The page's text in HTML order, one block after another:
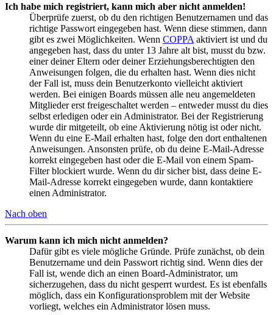
Ich habe mich registriert, kann mich aber nicht anmelden!
Überprüfe zuerst, ob du den richtigen Benutzernamen und das
richtige Passwort eingegeben hast. Wenn diese stimmen, dann
gibt es zwei Möglichkeiten. Wenn COPPA aktiviert ist und du
angegeben hast, dass du unter 13 Jahre alt bist, musst du bzw.
einer deiner Eltern oder deiner Erziehungsberechtigten den
Anweisungen folgen, die du erhalten hast. Wenn dies nicht
der Fall ist, muss dein Benutzerkonto vielleicht aktiviert
werden. Bei einigen Boards müssen alle neu angemeldeten
Mitglieder erst freigeschaltet werden – entweder musst du dies
selbst erledigen oder ein Administrator. Bei der Registrierung
wurde dir mitgeteilt, ob eine Aktivierung nötig ist oder nicht.
Wenn du eine E-Mail erhalten hast, folge den dort enthaltenen
Anweisungen. Ansonsten prüfe, ob du deine E-Mail-Adresse
korrekt eingegeben hast oder die E-Mail von einem Spam-
Filter blockiert wurde. Wenn du dir sicher bist, dass deine E-
Mail-Adresse korrekt eingegeben wurde, dann kontaktiere
einen Administrator.
Nach oben
Warum kann ich mich nicht anmelden?
Dafür gibt es viele mögliche Gründe. Prüfe zunächst, ob dein
Benutzername und dein Passwort richtig sind. Wenn dies der
Fall ist, wende dich an einen Board-Administrator, um
sicherzugehen, dass du nicht gesperrt wurdest. Es ist ebenfalls
möglich, dass ein Konfigurationsproblem mit der Website
vorliegt, welches ein Administrator lösen muss.